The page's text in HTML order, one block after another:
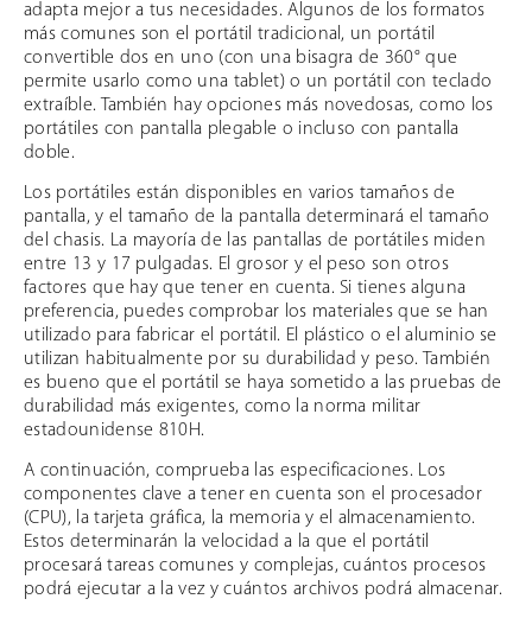
adapta mejor a tus necesidades. Algunos de los formatos
más comunes son el portátil tradicional, un portátil
convertible dos en uno (con una bisagra de 360° que
permite usarlo como una tablet) o un portátil con teclado
extraíble. También hay opciones más novedosas, como los
portátiles con pantalla plegable o incluso con pantalla
doble.
Los portátiles están disponibles en varios tamaños de
pantalla, y el tamaño de la pantalla determinará el tamaño
del chasis. La mayoría de las pantallas de portátiles miden
entre 13 y 17 pulgadas. El grosor y el peso son otros
factores que hay que tener en cuenta. Si tienes alguna
preferencia, puedes comprobar los materiales que se han
utilizado para fabricar el portátil. El plástico o el aluminio se
utilizan habitualmente por su durabilidad y peso. También
es bueno que el portátil se haya sometido a las pruebas de
durabilidad más exigentes, como la norma militar
estadounidense 810H.
A continuación, comprueba las especificaciones. Los
componentes clave a tener en cuenta son el procesador
(CPU), la tarjeta gráfica, la memoria y el almacenamiento.
Estos determinarán la velocidad a la que el portátil
procesará tareas comunes y complejas, cuántos procesos
podrá ejecutar a la vez y cuántos archivos podrá almacenar.